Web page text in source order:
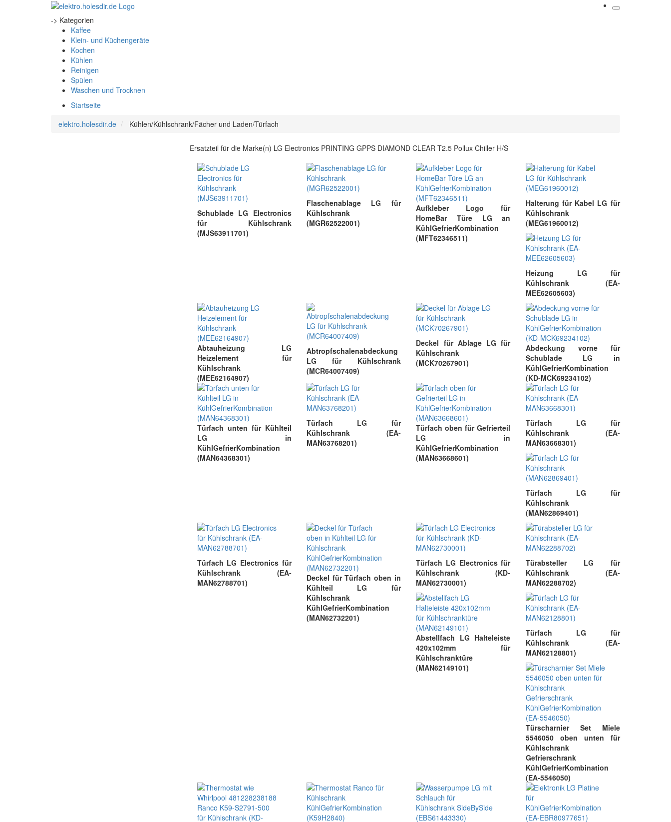
-> Kategorien
Kaffee
Klein- und Küchengeräte
Kochen
Kühlen
Reinigen
Spülen
Waschen und Trocknen
Startseite
elektro.holesdir.de
Kühlen/Kühlschrank/Fächer und Laden/Türfach
Ersatzteil für die Marke(n) LG Electronics PRINTING GPPS DIAMOND CLEAR T2.5 Pollux Chiller H/S
Schublade LG Electronics
für Kühlschrank
(MJS63911701)
Flaschenablage LG für
Kühlschrank
(MGR62522001)
Aufkleber Logo für
HomeBar Türe LG an
KühlGefrierKombination
(MFT62346511)
Halterung für Kabel LG für
Kühlschrank
(MEG61960012)
Heizung LG für
Kühlschrank (EA-
MEE62605603)
Abtauheizung LG
Heizelement für
Kühlschrank
(MEE62164907)
Abtropfschalenabdeckung
LG für Kühlschrank
(MCR64007409)
Deckel für Ablage LG für
Kühlschrank
(MCK70267901)
Abdeckung vorne für
Schublade LG in
KühlGefrierKombination
(KD-MCK69234102)
Türfach unten für Kühlteil
LG in
KühlGefrierKombination
(MAN64368301)
Türfach LG für
Kühlschrank (EA-
MAN63768201)
Türfach oben für Gefrierteil
LG in
KühlGefrierKombination
(MAN63668601)
Türfach LG für
Kühlschrank (EA-
MAN63668301)
Türfach LG für
Kühlschrank
(MAN62869401)
Türfach LG Electronics für
Kühlschrank (EA-
MAN62788701)
Deckel für Türfach oben in
Kühlteil LG für
Kühlschrank
KühlGefrierKombination
(MAN62732201)
Türfach LG Electronics für
Kühlschrank (KD-
MAN62730001)
Türabsteller LG für
Kühlschrank (EA-
MAN62288702)
Abstellfach LG Halteleiste
420x102mm für
Kühlschranktüre
(MAN62149101)
Türfach LG für
Kühlschrank (EA-
MAN62128801)
Türscharnier Set Miele
5546050 oben unten für
Kühlschrank
Gefrierschrank
KühlGefrierKombination
(EA-5546050)